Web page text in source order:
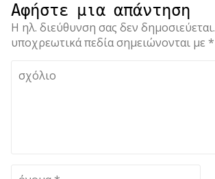
Αφήστε μια απάντηση
Η ηλ. διεύθυνση σας δεν δημοσιεύεται.
υποχρεωτικά πεδία σημειώνονται με *